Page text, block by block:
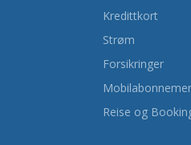
Kredittkort
Strøm
Forsikringer
Reise og